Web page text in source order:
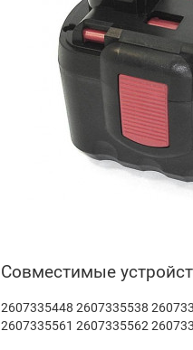
Совместимые
2607335448 2607335538
2607335561 2607335562